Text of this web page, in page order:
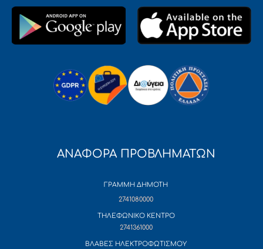
ΑΝΑΦΟΡΑ ΠΡΟΒΛΗΜΑΤΩΝ
ΓΡΑΜΜΗ ΔΗΜΟΤΗ
2741080000
ΤΗΛΕΦΩΝΙΚΟ ΚΕΝΤΡΟ
2741361000
ΒΛΑΒΕΣ ΗΛΕΚΤΡΟΦΩΤΙΣΜΟΥ